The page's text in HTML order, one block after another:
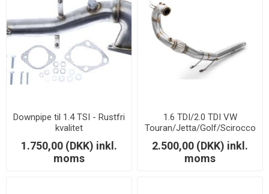
Downpipe til 1.4 TSI - Rustfri
kvalitet
1.750,00 (DKK) inkl.
moms
1.6 TDI/2.0 TDI VW
Touran/Jetta/Golf/Scirocco
- Skoda Octavia/Superb -
Downpipe
2.500,00 (DKK) inkl.
moms